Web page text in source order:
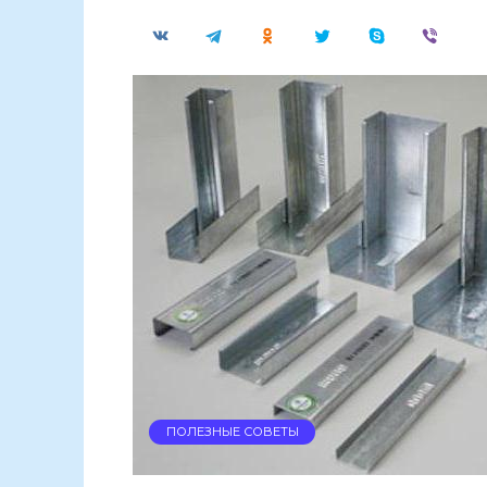
ПОЛЕЗНЫЕ СОВЕТЫ